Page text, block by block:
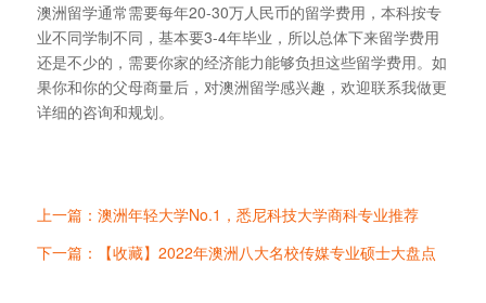
澳洲留学通常需要每年20-30万人民币的留学费用，本科按专
业不同学制不同，基本要3-4年毕业，所以总体下来留学费用
还是不少的，需要你家的经济能力能够负担这些留学费用。如
果你和你的父母商量后，对澳洲留学感兴趣，欢迎联系我做更
详细的咨询和规划。
上一篇：澳洲年轻大学No.1，悉尼科技大学商科专业推荐
下一篇：【收藏】2022年澳洲八大名校传媒专业硕士大盘点